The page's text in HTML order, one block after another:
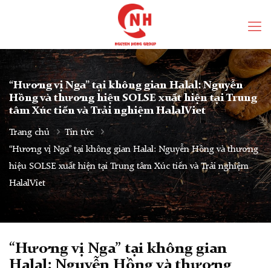
“Hương vị Nga” tại không gian Halal: Nguyễn
Hồng và thương hiệu SOLSE xuất hiện tại Trung
tâm Xúc tiến và Trải nghiệm HalalViet
Trang chủ
Tin tức
“Hương vị Nga” tại không gian Halal: Nguyễn Hồng và thương
hiệu SOLSE xuất hiện tại Trung tâm Xúc tiến và Trải nghiệm
HalalViet
“Hương vị Nga” tại không gian